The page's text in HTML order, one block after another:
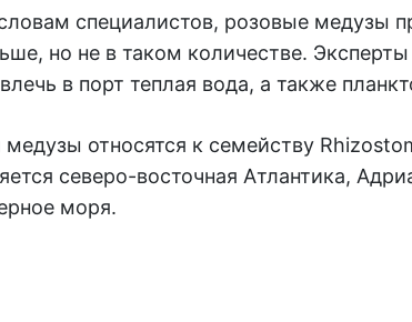
специалистов, розовые медузы
но не в таком количестве.
в порт теплая вода, а также
медузы относятся к семейству
северо-восточная Атлантика,
моря.